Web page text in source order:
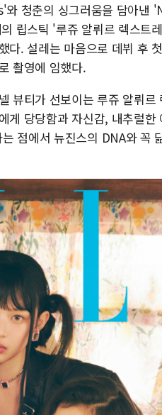
청춘의 싱그러움을 담아
립스틱 '루쥬 알뤼르 렉스트
다. 설레는 마음으로 데뷔 후
촬영에 임했다.
뷰티가 선보이는 루쥬 알뤼르
게 당당함과 자신감, 내추럴한
점에서 뉴진스의 DNA와 꼭